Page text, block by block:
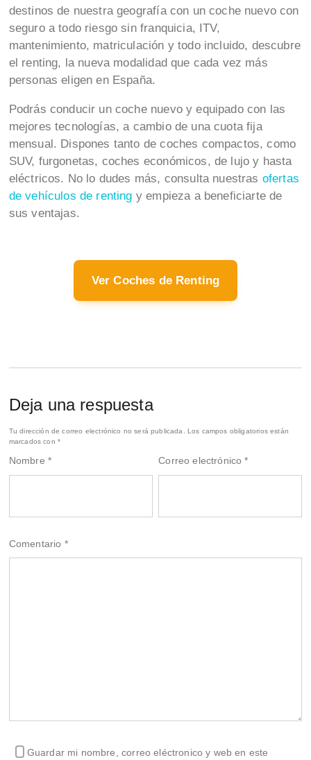
destinos de nuestra geografía con un coche nuevo con
seguro a todo riesgo sin franquicia, ITV,
mantenimiento, matriculación y todo incluido, descubre
el renting, la nueva modalidad que cada vez más
personas eligen en España.
Podrás conducir un coche nuevo y equipado con las
mejores tecnologías, a cambio de una cuota fija
mensual. Dispones tanto de coches compactos, como
SUV, furgonetas, coches económicos, de lujo y hasta
eléctricos. No lo dudes más, consulta nuestras ofertas
de vehículos de renting y empieza a beneficiarte de
sus ventajas.
Ver Coches de Renting
Deja una respuesta
Tu dirección de correo electrónico no será publicada. Los campos obligatorios están
marcados con *
Nombre * Correo electrónico*
Comentario *
Guardar mi nombre, correo eléctronico y web en este